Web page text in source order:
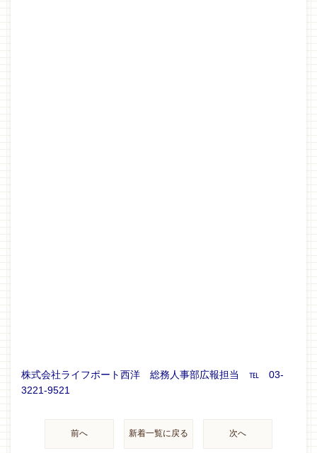
株式会社ライフポート西洋 総務人事部広報担当 ℡ 03-
3221-9521
前へ 新着一覧に戻る 次へ